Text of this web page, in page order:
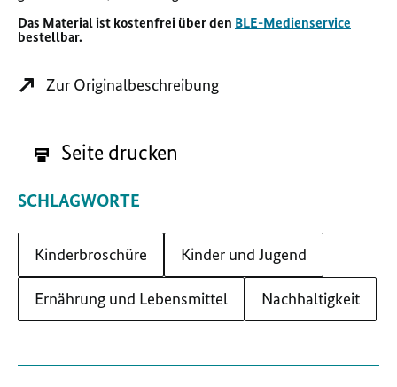
Das Material ist kostenfrei über den BLE-Medienservice
bestellbar.
Zur Originalbeschreibung
Seite drucken
SCHLAGWORTE
Kinderbroschüre Kinder und Jugend
Ernährung und Lebensmittel Nachhaltigkeit